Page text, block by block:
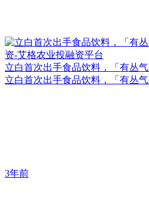
立白首次出手食品饮料，「有丛
立白首次出手食品饮料，「有丛
3年前